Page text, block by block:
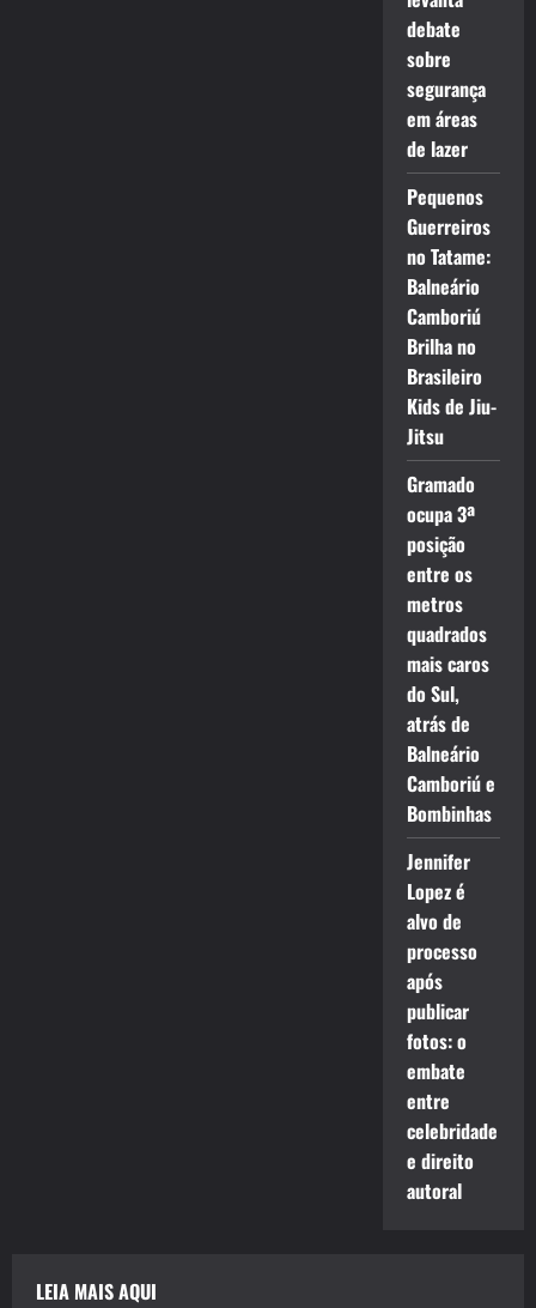
debate
sobre
segurança
em áreas
de lazer
Pequenos
Guerreiros
no Tatame:
Balneário
Camboriú
Brilha no
Brasileiro
Kids de Jiu-
Jitsu
Gramado
ocupa 3ª
posição
entre os
metros
quadrados
mais caros
do Sul,
atrás de
Balneário
Camboriú e
Bombinhas
Jennifer
Lopez é
alvo de
processo
após
publicar
fotos: o
embate
entre
celebridade
e direito
autoral
LEIA MAIS AQUI